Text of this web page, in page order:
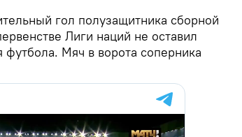
гол полузащитника сборной
Лиги наций не оставил
Мяч в ворота соперника